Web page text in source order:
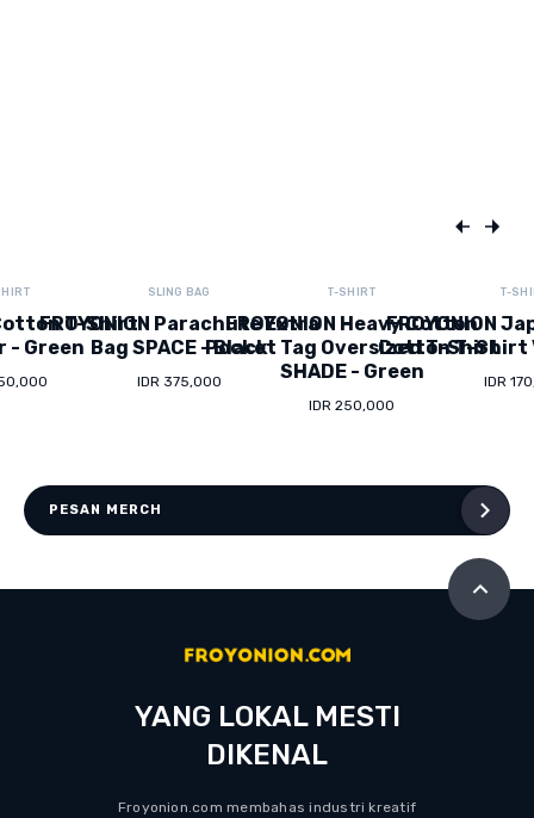
T-Shirt
- Green
SLING BAG
FROYONION Parachute Extra
Bag SPACE - Black
IDR 375,000
T-SHIRT
FROYONION Heavy Cotton
Pocket Tag Oversized T-Shirt
SHADE - Green
IDR 250,000
T-
FROYONION
Cotton T-Shirt
IDR
PESAN MERCH
YANG LOKAL MESTI
DIKENAL
Froyonion.com membahas industri kreatif